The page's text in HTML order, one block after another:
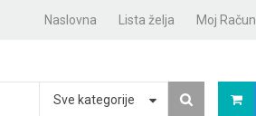
Naslovna Lista želja Moj Račun
Sve kategorije